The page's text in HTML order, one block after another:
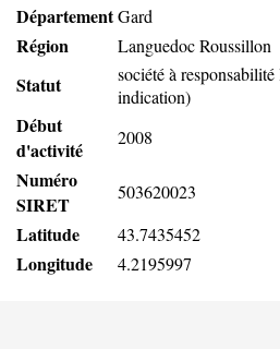
DépartementGard
Région Languedoc Roussillon
Statut
société à
indication)
Début
d'activité
2008
Numéro
SIRET
503620023
Latitude 43.7435452
Longitude 4.2195997